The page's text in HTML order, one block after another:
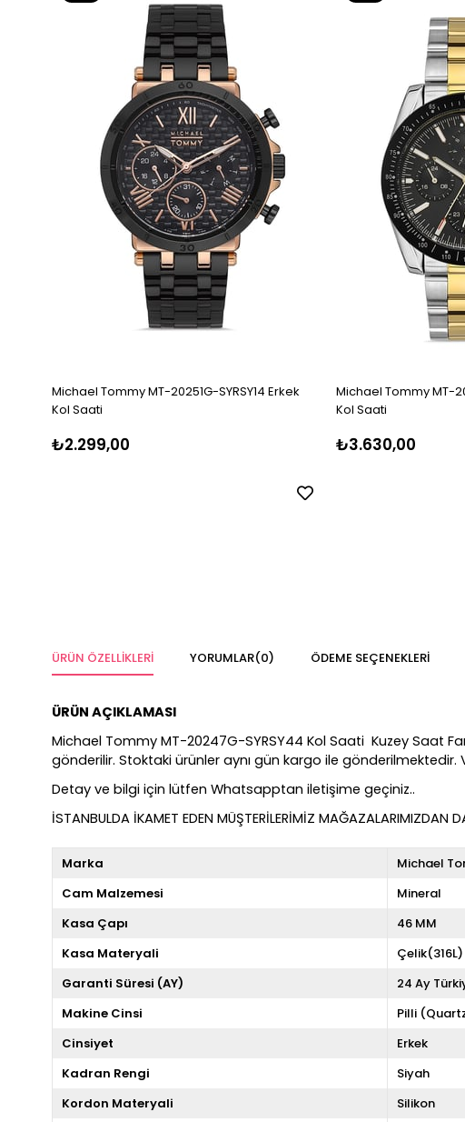
Michael Tommy MT-20251G-SYRSY14 Erkek
Kol Saati
₺2.299,00
Michael Tommy MT-
Kol Saati
₺3.630,00
ÜRÜN ÖZELLIKLERI YORUMLAR(0) ÖDEME SEÇENEKLERI
ÜRÜN AÇIKLAMASI
Michael Tommy MT-20247G-SYRSY44 Kol Saati Kuzey Saat
gönderilir. Stoktaki ürünler aynı gün kargo ile gönderilmektedir.
Detay ve bilgi için lütfen Whatsapptan iletişime geçiniz..
İSTANBULDA İKAMET EDEN MÜŞTERİLERİMİZ MAĞAZALARIMIZDAN DA
Marka
Michael
Cam Malzemesi
Mineral
Kasa Çapı
46 MM
Kasa Materyali
Çelik(316L)
Garanti Süresi (AY)
24 Ay
Makine Cinsi
Pilli
Cinsiyet
Erkek
Kadran Rengi
Siyah
Kordon Materyali
Silikon